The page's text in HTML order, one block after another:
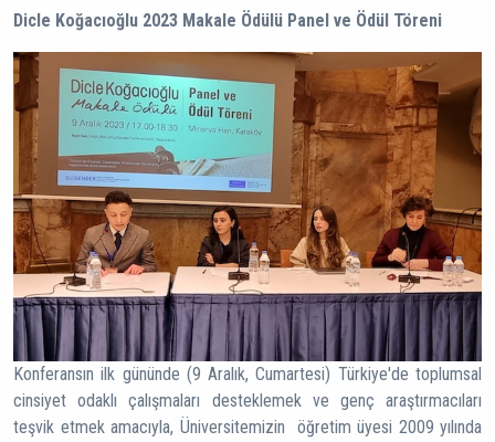
Dicle Koğacıoğlu 2023 Makale Ödülü Panel ve Ödül Töreni
Konferansın ilk gününde (9 Aralık, Cumartesi) Türkiye'de toplumsal
cinsiyet odaklı çalışmaları desteklemek ve genç araştırmacıları
teşvik etmek amacıyla, Üniversitemizin öğretim üyesi 2009 yılında